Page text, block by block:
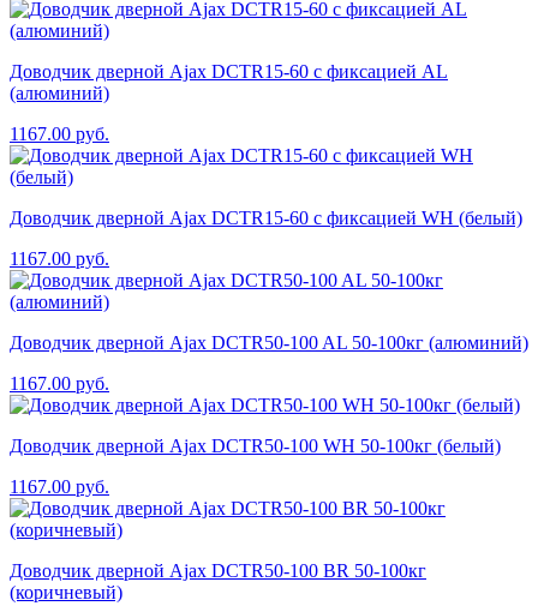
Доводчик дверной Ajax DCTR15-60 с фиксацией AL
(алюминий)
1167.00 руб.
Доводчик дверной Ajax DCTR15-60 с фиксацией WH (белый)
1167.00 руб.
Доводчик дверной Ajax DCTR50-100 AL 50-100кг (алюминий)
1167.00 руб.
Доводчик дверной Ajax DCTR50-100 WH 50-100кг (белый)
1167.00 руб.
Доводчик дверной Ajax DCTR50-100 BR 50-100кг
(коричневый)